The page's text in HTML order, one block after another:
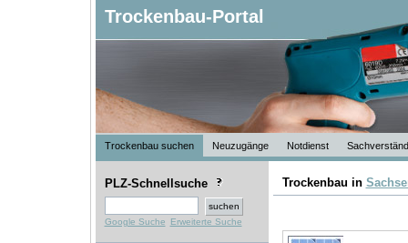
Trockenbau-Portal
Trockenbau suchen Neuzugänge Notdienst
PLZ-Schnellsuche
Google Suche Erweiterte Suche
Trockenbau in